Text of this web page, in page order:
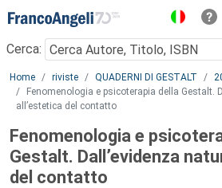
Menu
Cerca:
Main content
Home riviste QUADERNI DI GESTALT
Fenomenologia e psicoterapia della Gestalt.
all’estetica del contatto
Fenomenologia e
Gestalt. Dall’evidenza
del contatto